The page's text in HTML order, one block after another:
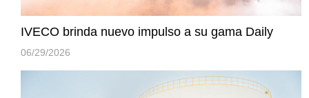
IVECO brinda nuevo impulso a su gama Daily
06/29/2026